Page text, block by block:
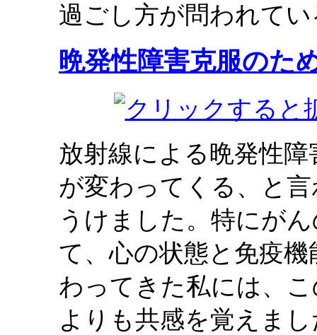
過ごし方が問われて
晩発性障害克服のた
放射線による晩発性
が変わってくる、と
うけました。特にが
て、心の状態と免疫
わってきた私には、
よりも共感を覚えま